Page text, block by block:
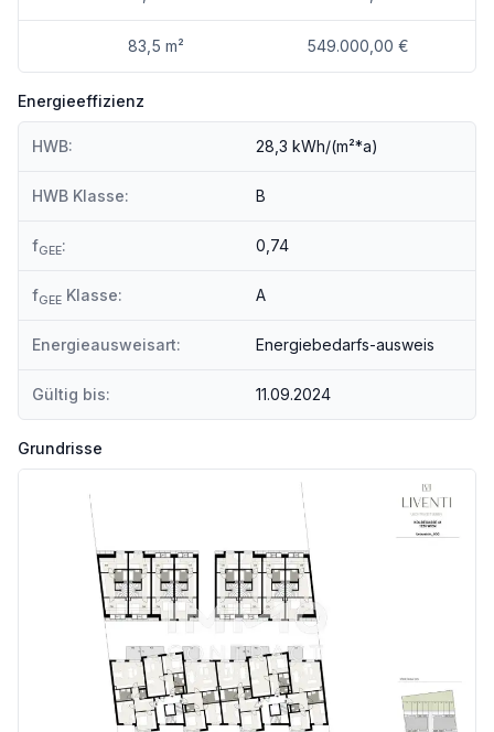
83,5 m² 549.000,00 €
Energieeffizienz
HWB: 28,3 kWh/(m²*a)
HWB Klasse: B
fGEE: 0,74
fGEE Klasse: A
Energieausweisart: Energiebedarfs-ausweis
Gültig bis: 11.09.2024
Grundrisse